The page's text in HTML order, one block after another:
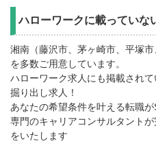
ハローワークに載っていな
湘南（藤沢市、茅ヶ崎市、平塚
を多数ご用意しています。
ハローワーク求人にも掲載され
掘り出し求人！
あなたの希望条件を叶える転職が
専門のキャリアコンサルタント
をいたします